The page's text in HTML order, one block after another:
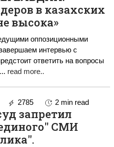
в казахских
высока»
оппозиционными
интервью с
ответить на вопросы
read more..
2785 2 min read
запретил
СМИ